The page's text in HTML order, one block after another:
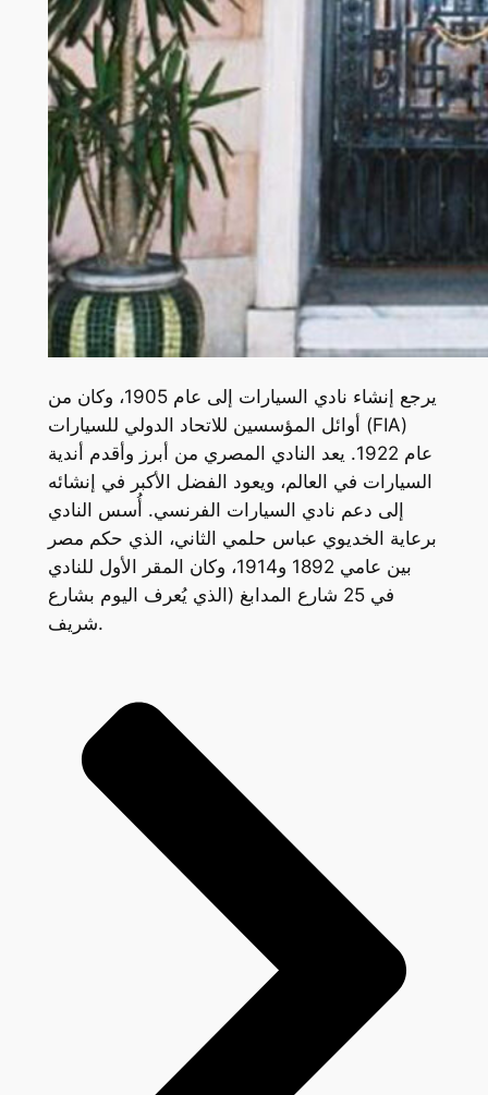
يرجع إنشاء نادي السيارات إلى عام 1905، وكان من
أوائل المؤسسين للاتحاد الدولي للسيارات (FIA)
عام 1922. يعد النادي المصري من أبرز وأقدم أندية
السيارات في العالم، ويعود الفضل الأكبر في إنشائه
إلى دعم نادي السيارات الفرنسي. أُسس النادي
برعاية الخديوي عباس حلمي الثاني، الذي حكم مصر
بين عامي 1892 و1914، وكان المقر الأول للنادي
في 25 شارع المدابغ (الذي يُعرف اليوم بشارع
شريف.